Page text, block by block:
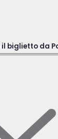
biglietto da